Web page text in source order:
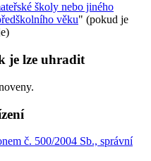
školy nebo jiného
věku" (pokud je
je lze uhradit
č. 500/2004 Sb., správní